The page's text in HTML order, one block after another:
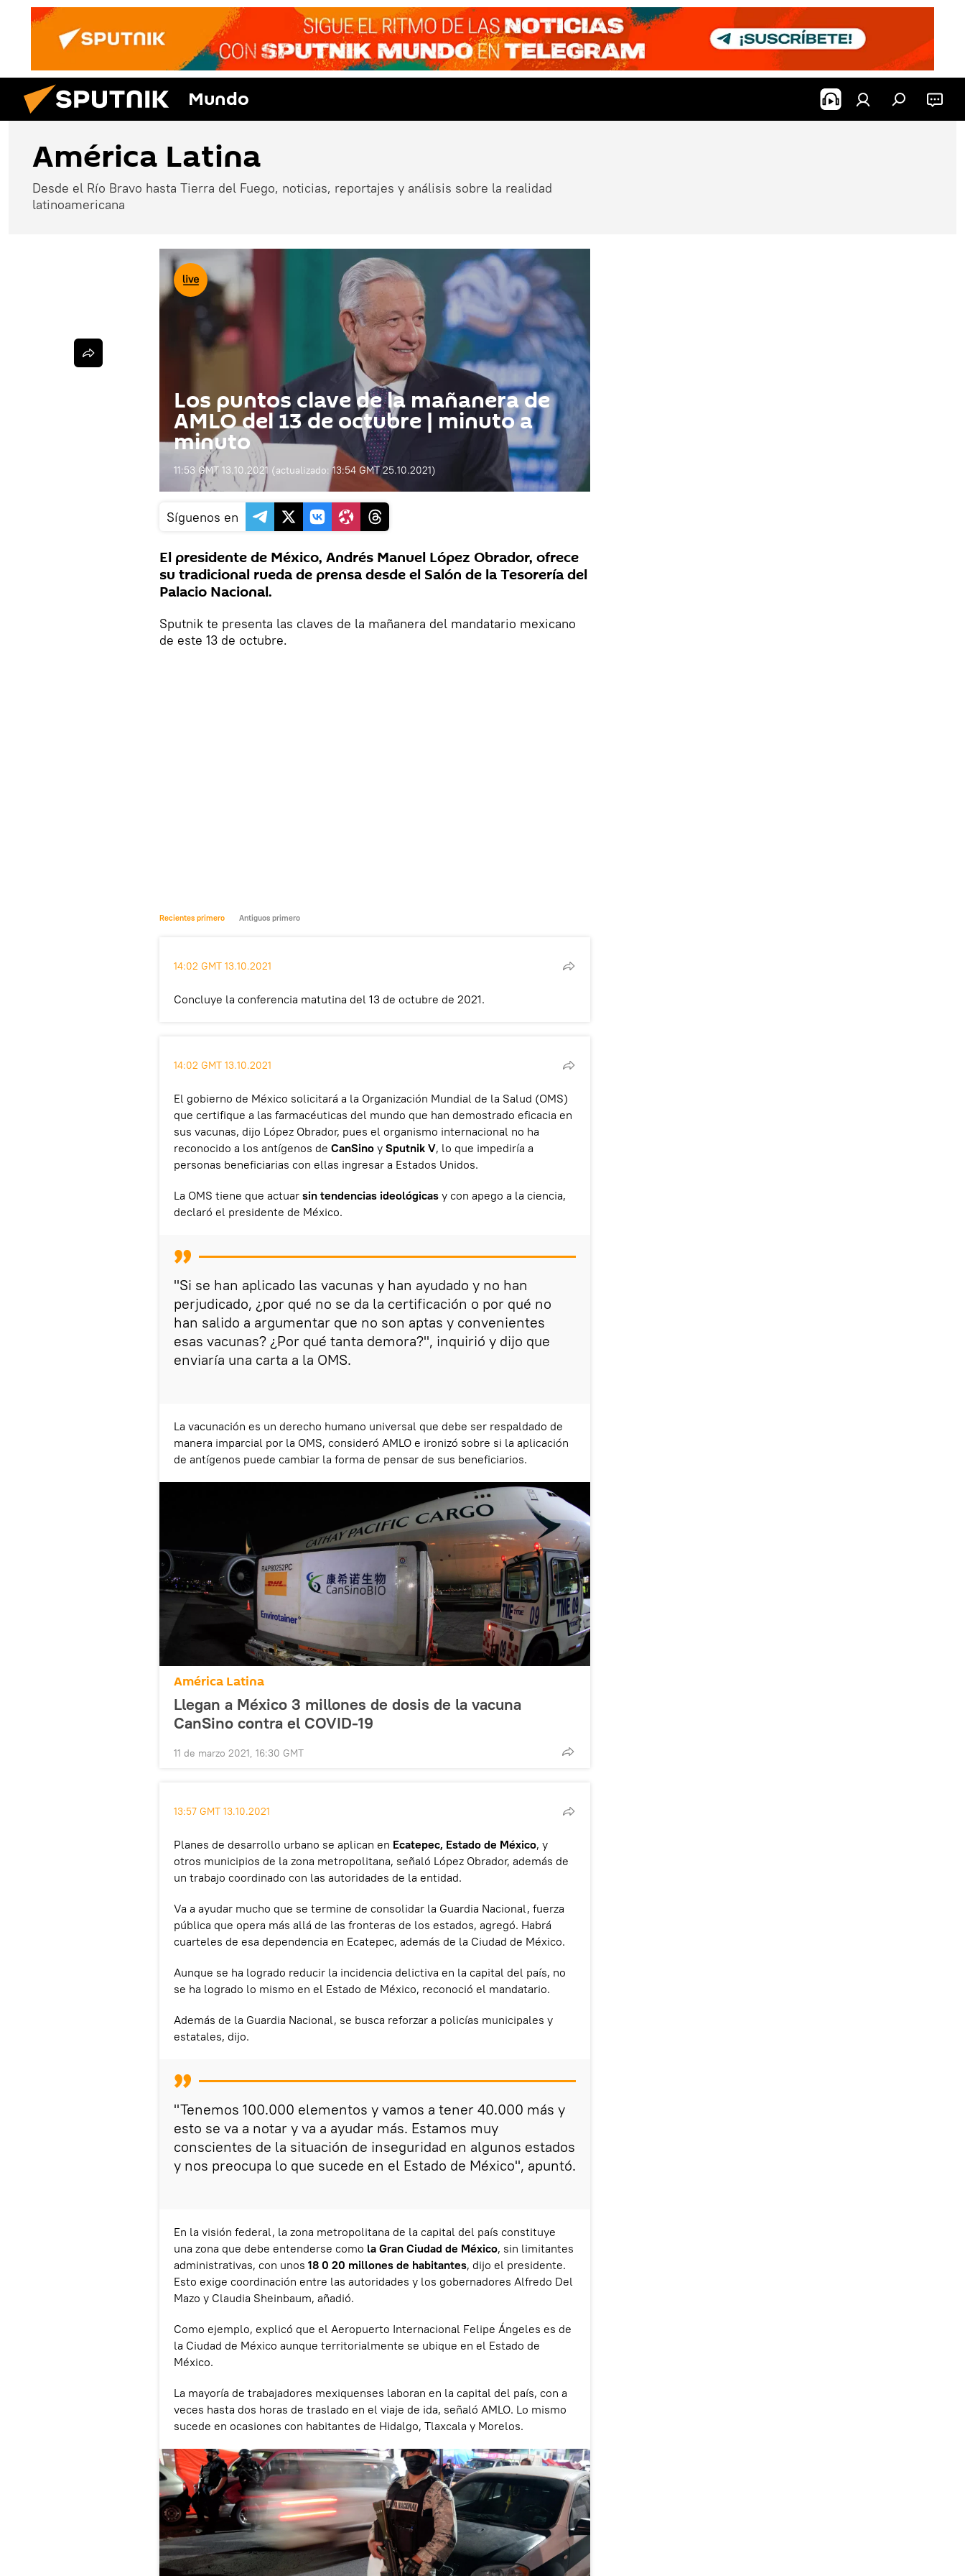
Mundo
América Latina
Desde el Río Bravo hasta Tierra del Fuego, noticias, reportajes y análisis sobre la realidad
latinoamericana
Los puntos clave de la mañanera de
AMLO del 13 de octubre | minuto a
minuto
11:53 GMT 13.10.2021 (actualizado:13:54 GMT 25.10.2021)
Síguenos en
El presidente de México, Andrés Manuel López Obrador, ofrece
su tradicional rueda de prensa desde el Salón de la Tesorería del
Palacio Nacional.
Sputnik te presenta las claves de la mañanera del mandatario mexicano
de este 13 de octubre.
Recientes primero Antiguos primero
14:02 GMT 13.10.2021
Concluye la conferencia matutina del 13 de octubre de 2021.
14:02 GMT 13.10.2021
El gobierno de México solicitará a la Organización Mundial de la Salud (OMS)
que certifique a las farmacéuticas del mundo que han demostrado eficacia en
sus vacunas, dijo López Obrador, pues el organismo internacional no ha
reconocido a los antígenos de CanSino y Sputnik V, lo que impediría a
personas beneficiarias con ellas ingresar a Estados Unidos.
La OMS tiene que actuar sin tendencias ideológicas y con apego a la ciencia,
declaró el presidente de México.
"Si se han aplicado las vacunas y han ayudado y no han
perjudicado, ¿por qué no se da la certificación o por qué no
han salido a argumentar que no son aptas y convenientes
esas vacunas? ¿Por qué tanta demora?", inquirió y dijo que
enviaría una carta a la OMS.
La vacunación es un derecho humano universal que debe ser respaldado de
manera imparcial por la OMS, consideró AMLO e ironizó sobre si la aplicación
de antígenos puede cambiar la forma de pensar de sus beneficiarios.
América Latina
Llegan a México 3 millones de dosis de la vacuna
CanSino contra el COVID-19
11 de marzo 2021, 16:30 GMT
13:57 GMT 13.10.2021
Planes de desarrollo urbano se aplican en Ecatepec, Estado de México, y
otros municipios de la zona metropolitana, señaló López Obrador, además de
un trabajo coordinado con las autoridades de la entidad.
Va a ayudar mucho que se termine de consolidar la Guardia Nacional, fuerza
pública que opera más allá de las fronteras de los estados, agregó. Habrá
cuarteles de esa dependencia en Ecatepec, además de la Ciudad de México.
Aunque se ha logrado reducir la incidencia delictiva en la capital del país, no
se ha logrado lo mismo en el Estado de México, reconoció el mandatario.
Además de la Guardia Nacional, se busca reforzar a policías municipales y
estatales, dijo.
"Tenemos 100.000 elementos y vamos a tener 40.000 más y
esto se va a notar y va a ayudar más. Estamos muy
conscientes de la situación de inseguridad en algunos estados
y nos preocupa lo que sucede en el Estado de México", apuntó.
En la visión federal, la zona metropolitana de la capital del país constituye
una zona que debe entenderse como la Gran Ciudad de México, sin limitantes
administrativas, con unos 18 0 20 millones de habitantes, dijo el presidente.
Esto exige coordinación entre las autoridades y los gobernadores Alfredo Del
Mazo y Claudia Sheinbaum, añadió.
Como ejemplo, explicó que el Aeropuerto Internacional Felipe Ángeles es de
la Ciudad de México aunque territorialmente se ubique en el Estado de
México.
La mayoría de trabajadores mexiquenses laboran en la capital del país, con a
veces hasta dos horas de traslado en el viaje de ida, señaló AMLO. Lo mismo
sucede en ocasiones con habitantes de Hidalgo, Tlaxcala y Morelos.